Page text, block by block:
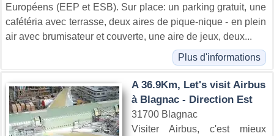
Européens (EEP et ESB). Sur place: un parking gratuit, une
cafétéria avec terrasse, deux aires de pique-nique - en plein
air avec brumisateur et couverte, une aire de jeux, deux...
Plus d'informations
A 36.9Km, Let's visit Airbus
à Blagnac - Direction Est
31700 Blagnac
Visiter Airbus, c'est mieux